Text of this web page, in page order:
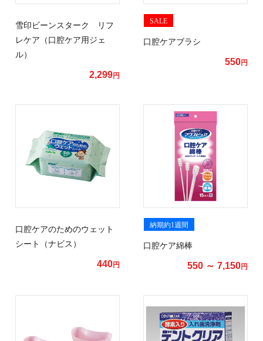
雪印ビーンスターク リフ
レケア（口腔ケア用ジェ
ル）
2,299円
SALE
口腔ケアブラシ
550円
口腔ケアのためのウェット
シート（ナビス）
440円
納期約1週間
口腔ケア綿棒
550 ～ 7,150円